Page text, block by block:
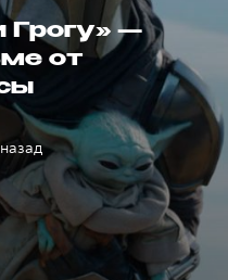
Грогу» —
от